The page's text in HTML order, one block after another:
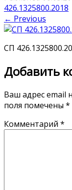
426.1325800.2018
← Previous
СП
Добавить
Ваш адрес email
поля помечены *
Комментарий *